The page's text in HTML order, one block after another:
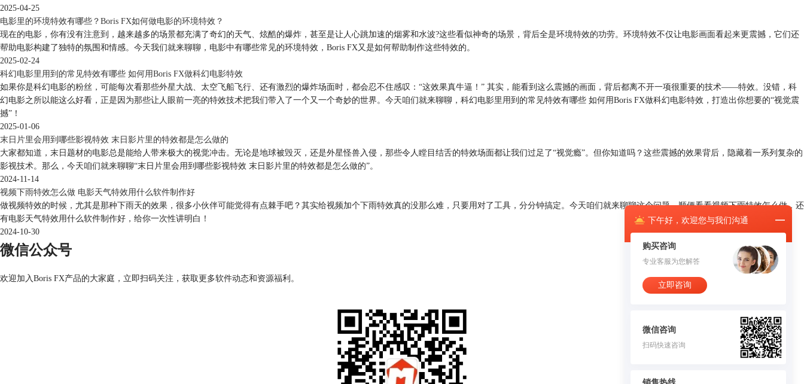
下午好， 欢迎您与我们沟通
购买咨询
专业客服为您解答
立即咨询
微信咨询
扫码快速咨询
2025-04-25
电影里的环境特效有哪些？Boris FX如何做电影的环境特效？
现在的电影，你有没有注意到，越来越多的场景都充满了奇幻的天气、炫酷的爆炸，甚至是让人心跳加速的烟雾和水波?这些看似神奇的场景，背后全是环境特效的功劳。环境特效不仅让电影画面看起来更震撼，它们还
帮助电影构建了独特的氛围和情感。今天我们就来聊聊，电影中有哪些常见的环境特效，Boris FX又是如何帮助制作这些特效的。
2025-02-24
科幻电影里用到的常见特效有哪些 如何用Boris FX做科幻电影特效
如果你是科幻电影的粉丝，可能每次看那些外星大战、太空飞船飞行、还有激烈的爆炸场面时，都会忍不住感叹：“这效果真牛逼！” 其实，能看到这么震撼的画面，背后都离不开一项很重要的技术——特效。没错，科
幻电影之所以能这么好看，正是因为那些让人眼前一亮的特效技术把我们带入了一个又一个奇妙的世界。今天咱们就来聊聊，科幻电影里用到的常见特效有哪些 如何用Boris FX做科幻电影特效，打造出你想要的“视觉震
撼”！
2025-01-06
末日片里会用到哪些影视特效 末日影片里的特效都是怎么做的
大家都知道，末日题材的电影总是能给人带来极大的视觉冲击。无论是地球被毁灭，还是外星怪兽入侵，那些令人瞠目结舌的特效场面都让我们过足了“视觉瘾”。但你知道吗？这些震撼的效果背后，隐藏着一系列复杂的
影视技术。那么，今天咱们就来聊聊“末日片里会用到哪些影视特效 末日影片里的特效都是怎么做的”。
2024-11-14
视频下雨特效怎么做 电影天气特效用什么软件制作好
做视频特效的时候，尤其是那种下雨天的效果，很多小伙伴可能觉得有点棘手吧？其实给视频加个下雨特效真的没那么难，只要用对了工具，分分钟搞定。今天咱们就来聊聊这个问题，顺便看看视频下雨特效怎么做，还
有电影天气特效用什么软件制作好，给你一次性讲明白！
2024-10-30
微信公众号
欢迎加入Boris FX产品的大家庭，立即扫码关注，获取更多软件动态和资源福利。